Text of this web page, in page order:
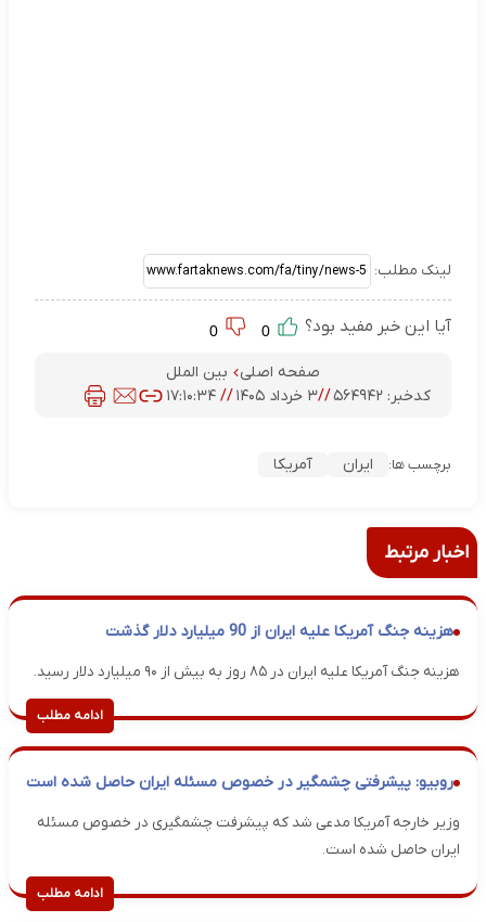
لینک مطلب:
آیا این خبر مفید بود؟
صفحه اصلی
بین الملل
کدخبر: ۵۶۴۹۴۲ //۳ خرداد ۱۴۰۵ // ۱۷:۱۰:۳۴
برچسب ها: ایران آمریکا
اخبار مرتبط
هزینه جنگ آمریکا علیه ایران از 90 میلیارد دلار گذشت
هزینه جنگ آمریکا علیه ایران در ۸۵ روز به بیش از ۹۰ میلیارد دلار رسید.
ادامه مطلب
روبیو: پیشرفتی چشمگیر در خصوص مسئله ایران حاصل شده است
وزیر خارجه آمریکا مدعی شد که پیشرفت چشمگیری در خصوص مسئله
ایران حاصل شده است.
ادامه مطلب